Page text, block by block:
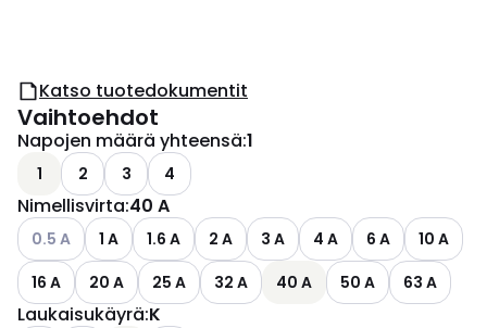
Katso tuotedokumentit
Vaihtoehdot
Napojen määrä yhteensä:1
1 2 3 4
Nimellisvirta:40 A
Katso käytettävissä olevat vaihtoehdot
0.5 A 1 A 1.6 A 2 A 3 A 4 A 6 A
10 A
16 A
20 A 25 A 32 A 40 A 50 A 63 A
Laukaisukäyrä:K